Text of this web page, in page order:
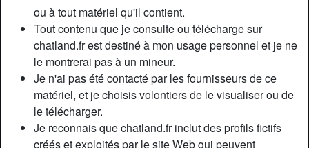
ou à tout matériel qu'il contient.
Tout contenu que je consulte ou télécharge sur
chatland.fr est destiné à mon usage personnel et je ne
le montrerai pas à un mineur.
Je n'ai pas été contacté par les fournisseurs de ce
matériel, et je choisis volontiers de le visualiser ou de
le télécharger.
Je reconnais que chatland.fr inclut des profils fictifs
créés et exploités par le site Web qui peuvent
Nickname:
Âge:
22
Pays:
France
Département:
Sexe:
Femme
Sexualité:
Relation:
Célibataire
Couleur des cheveux:
Brunette